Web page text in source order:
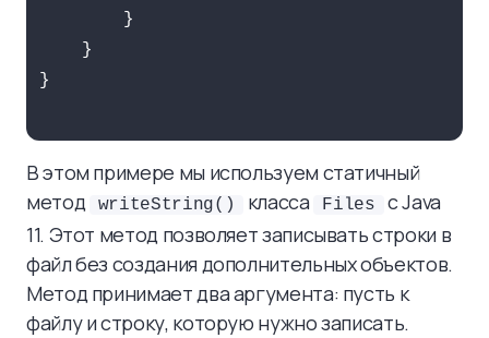
        }
    }
}
В этом примере мы используем статичный
метод
writeString() класса Files
с Java
11. Этот метод позволяет записывать строки в
файл без создания дополнительных объектов.
Метод принимает два аргумента: пусть к
файлу и строку, которую нужно записать.